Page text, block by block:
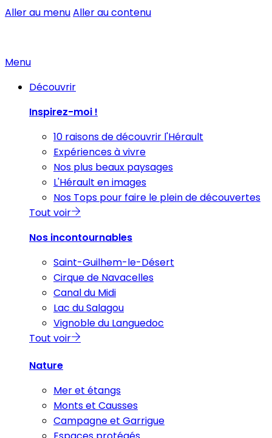
Aller au menuAller au contenu
Menu
Découvrir
Inspirez-moi !
10 raisons de découvrir l'Hérault
Expériences à vivre
Nos plus beaux paysages
L'Hérault en images
Nos Tops pour faire le plein de découvertes
Tout voir
Nos incontournables
Saint-Guilhem-le-Désert
Cirque de Navacelles
Canal du Midi
Lac du Salagou
Vignoble du Languedoc
Tout voir
Nature
Mer et étangs
Monts et Causses
Campagne et Garrigue